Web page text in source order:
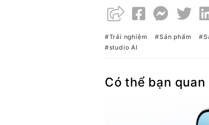
Trải nghiệm Sản phẩm
studio AI
Có thể bạn quan